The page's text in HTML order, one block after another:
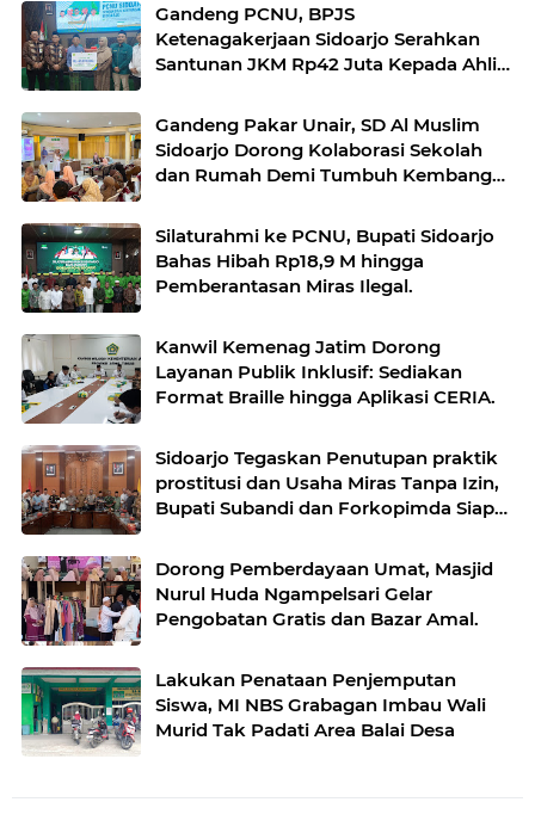
Gandeng PCNU, BPJS
Ketenagakerjaan Sidoarjo Serahkan
Santunan JKM Rp42 Juta Kepada Ahli
Hajar.
Gandeng Pakar Unair, SD Al Muslim
Sidoarjo Dorong Kolaborasi Sekolah
dan Rumah Demi Tumbuh Kembang
Silaturahmi ke PCNU, Bupati Sidoarjo
Bahas Hibah Rp18,9 M hingga
Pemberantasan Miras Ilegal.
Kanwil Kemenag Jatim Dorong
Layanan Publik Inklusif: Sediakan
Format Braille hingga Aplikasi CERIA.
Sidoarjo Tegaskan Penutupan praktik
prostitusi dan Usaha Miras Tanpa Izin,
Bupati Subandi dan Forkopimda Siap
Dorong Pemberdayaan Umat, Masjid
Nurul Huda Ngampelsari Gelar
Pengobatan Gratis dan Bazar Amal.
Lakukan Penataan Penjemputan
Siswa, MI NBS Grabagan Imbau Wali
Murid Tak Padati Area Balai Desa